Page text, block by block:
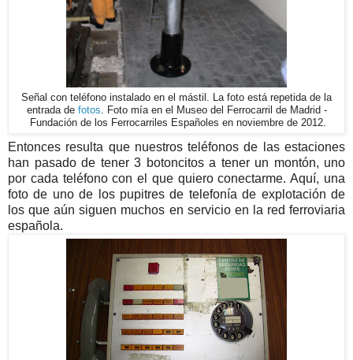
Señal con teléfono instalado en el mástil. La foto está repetida de la
entrada de fotos . Foto mía en el Museo del Ferrocarril de Madrid -
Fundación de los Ferrocarriles Españoles en noviembre de 2012.
Entonces resulta que nuestros teléfonos de las estaciones
han pasado de tener 3 botoncitos a tener un montón, uno
por cada teléfono con el que quiero conectarme. Aquí, una
foto de uno de los pupitres de telefonía de explotación de
los que aún siguen muchos en servicio en la red ferroviaria
española.